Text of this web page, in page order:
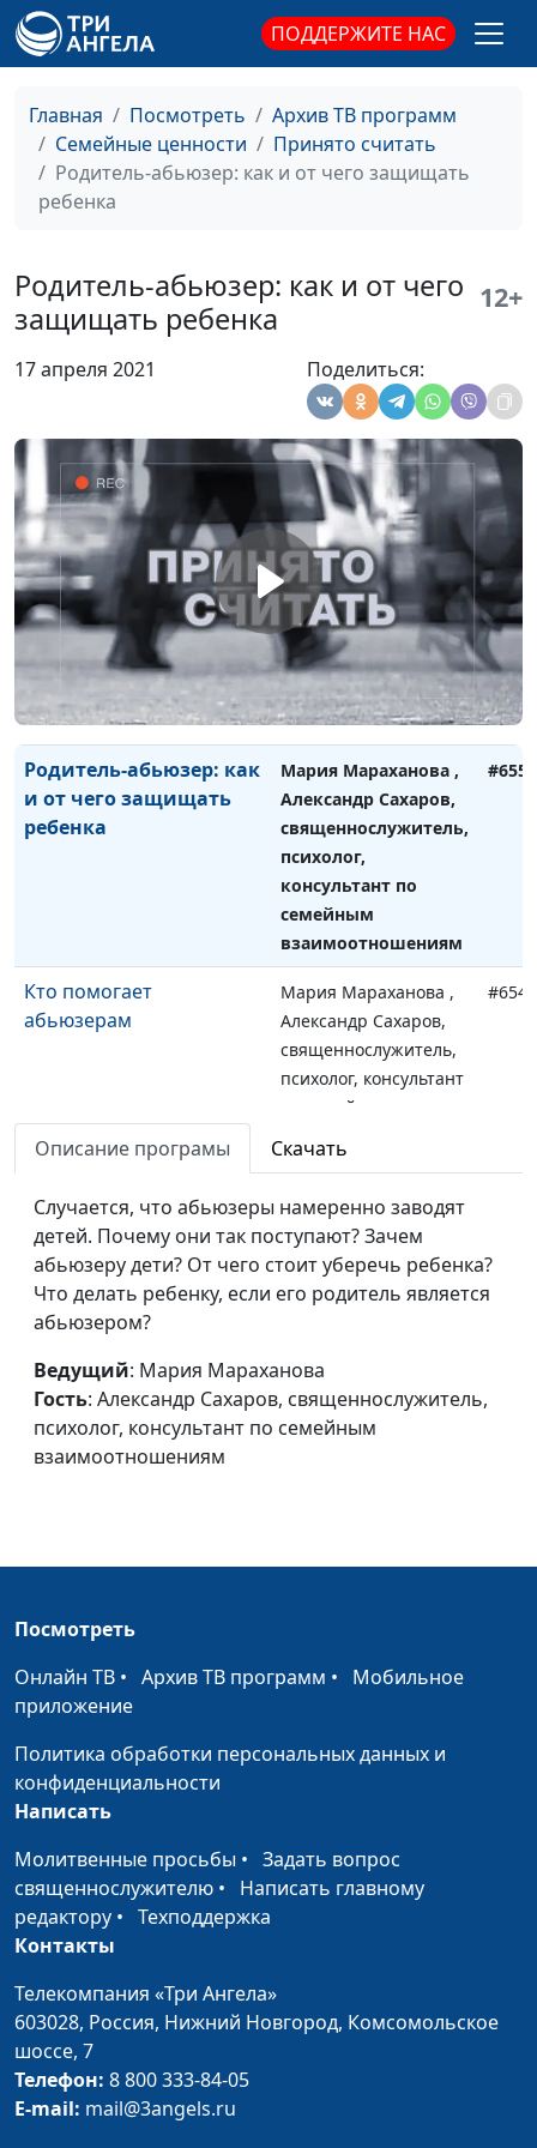
ПОДДЕРЖИТЕ НАС
Главная Посмотреть
Архив ТВ программ
Семейные ценности
Принято считать
Родитель-абьюзер: как и от чего защищать
ребенка
Родитель-абьюзер: как и от чего
защищать ребенка
12+
17 апреля 2021 Поделиться:
Александр Сахаров,
священнослужитель,
по семейным
взаимоотношениям
Как уйти от абьюзера с
минимальными
Мария Мараханова ,
психолог, консультант
Поведение жертвы, или
абьюзера
Мария Мараханова,
Александр Сахаров,
священнослужитель,
психолог, консультант
по семейным
взаимоотношениям
#657
Сексуальная жизнь в
браке с абьюзером
Мария Мараханова,
Александр Сахаров,
священнослужитель,
психолог, консультант
по семейным
взаимоотношениям
#656
Родитель-абьюзер: как
и от чего защищать
ребенка
Мария Мараханова ,
Александр Сахаров,
священнослужитель,
психолог,
консультант по
семейным
взаимоотношениям
#655
Кто помогает
абьюзерам
Мария Мараханова ,
Александр Сахаров,
священнослужитель,
психолог, консультант
по семейным
#654
тирана?
Александр Сахаров,
священнослужитель,
психолог, консультант
по семейным
Как распознать
манипуляции
абьюзеров (вторая
часть)
Мария Мараханова,
Александр Сахаров,
священнослужитель,
Как распознать
абьюзеров (первая
Мария Мараханова ,
по семейным
#651
Абьюзеры и тираны:
особенности мышления
Мария Мараханова,
по семейным
взаимоотношениям
Как стать абьюзером
священнослужитель,
Описание програмы Скачать
Случается, что абьюзеры намеренно заводят
детей. Почему они так поступают? Зачем
абьюзеру дети? От чего стоит уберечь ребенка?
Что делать ребенку, если его родитель является
абьюзером?
Ведущий: Мария Мараханова
Гость: Александр Сахаров, священнослужитель,
психолог, консультант по семейным
взаимоотношениям
Посмотреть
Онлайн ТВ • Архив ТВ программ • Мобильное
приложение
Политика обработки персональных данных и
конфиденциальности
Написать
Молитвенные просьбы • Задать вопрос
священнослужителю • Написать главному
редактору • Техподдержка
Контакты
Телекомпания «Три Ангела»
603028, Россия, Нижний Новгород, Комсомольское
шоссе, 7
Телефон: 8 800 333-84-05
E-mail: mail@3angels.ru